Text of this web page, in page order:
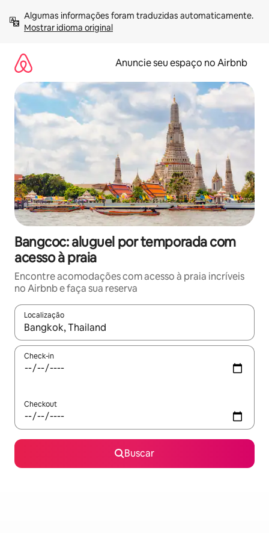
para
Mostrar idioma original
Anuncie seu espaço no Airbnb
Bangcoc: aluguel por temporada com
acesso à praia
Encontre acomodações com acesso à praia incríveis
no Airbnb e faça sua reserva
Localização
Quando os resultados estiverem disponíveis, explore-os
Check-in
Checkout
Buscar